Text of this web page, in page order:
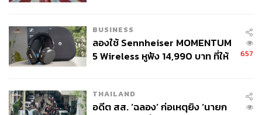
เป็นนักฟุตบอลผิวดำ และเป็นกัปตันทีมชาติ โดยไม่ต้องถูก
ใครลดทอนคุณค่าจากรากเหง้าของเขาเอง
ต่อในสังคม แต่สำหรับผู้คนในโลกฟุตบอลแล้ว เราเชื่อว่าเกม
เกมนี้ เอ็มบัปเป้ไม่ได้ยืนอยู่คนเดียวอย่างแน่นอน
BUSINESS
ลองใช้ Sennheiser MOMENTUM
5 Wireless หูฟัง 14,990 บาท ที่ให้
657
THAILAND
อดีต สส. ‘ฉลอง’ ก่อเหตุยิง ‘นายก